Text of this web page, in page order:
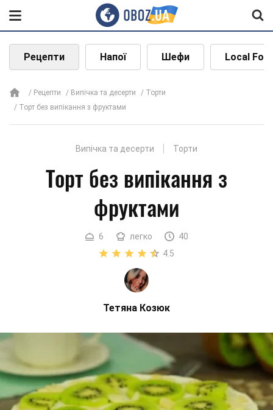
Рецепти Напої Шефи Local
Рецепти Випічка та десерти
Торти
Торт без випікання з фруктами
Випічка та десерти Торти
Торт без випікання з
фруктами
6 легко
40
4.5
Тетяна Козюк